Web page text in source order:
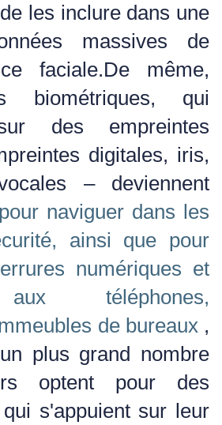
les inclure dans une
massives de
faciale.De même,
biométriques, qui
des empreintes
digitales, iris,
– deviennent
naviguer dans les
ainsi que pour
numériques et
téléphones,
de bureaux,
plus grand nombre
optent pour des
s'appuient sur leur